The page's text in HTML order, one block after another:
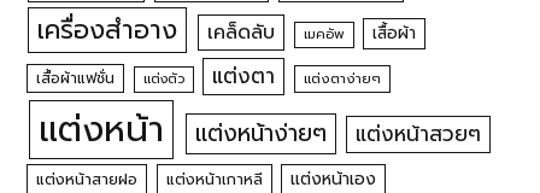
เครื่องสำอาง เคล็ดลับ เมคอัพ เสื้อผ้า
เสื้อผ้าแฟชั่น แต่งตัว แต่งตา แต่งตาง่ายๆ
แต่งหน้า แต่งหน้าง่ายๆ แต่งหน้าสวยๆ
แต่งหน้าสายฝอ แต่งหน้าเกาหลี แต่งหน้าเอง